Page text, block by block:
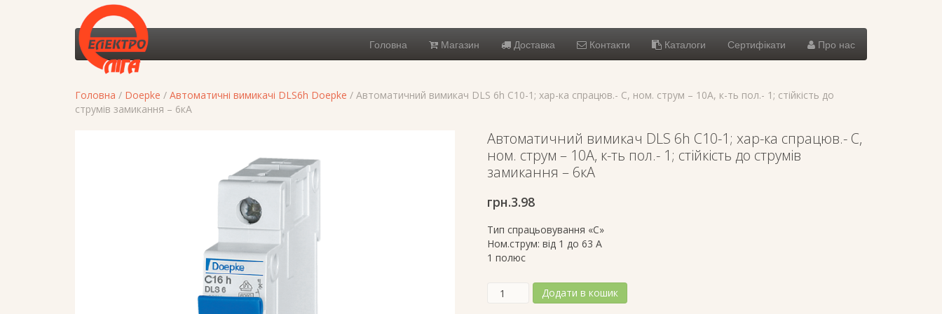
Головна Магазин Доставка Контакти Каталоги Сертифікати Про нас
Головна / Doepke / Автоматичні вимикачі DLS6h Doepke / Автоматичний вимикач DLS 6h C10-1; хар-ка спрацюв.- C, ном. струм – 10А, к-ть пол.- 1; стійкість до
струмів замикання – 6кА
Автоматичний вимикач DLS 6h C10-1; хар-ка спрацюв.- C,
ном. струм – 10А, к-ть пол.- 1; стійкість до струмів
замикання – 6кА
грн.3.98
Тип спрацьовування «C»
Ном.струм: від 1 до 63 А
1 полюс
АвтоматичнийДодати в кошик